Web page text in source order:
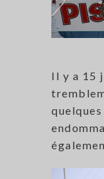
Il y a 15